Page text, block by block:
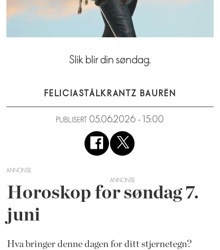
Slik blir din søndag.
FELICIASTÅLKRANTZ BAURÉN
PUBLISERT 05.06.2026 - 15:00
ANNONSE
Horoskop for søndag 7.
juni
Hva bringer denne dagen for ditt stjernetegn?